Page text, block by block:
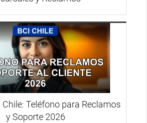
Teléfono para Reclamos
y Soporte 2026